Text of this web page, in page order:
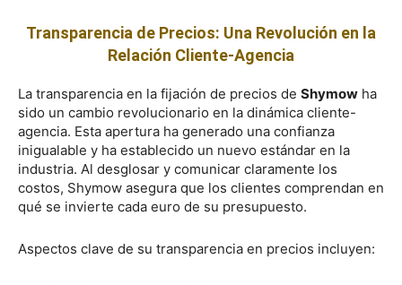
Transparencia de Precios: Una Revolución en la
Relación Cliente-Agencia
La transparencia en la fijación de precios de Shymow ha
sido un cambio revolucionario en la dinámica cliente-
agencia. Esta apertura ha generado una confianza
inigualable y ha establecido un nuevo estándar en la
industria. Al desglosar y comunicar claramente los
costos, Shymow asegura que los clientes comprendan en
qué se invierte cada euro de su presupuesto.
Aspectos clave de su transparencia en precios incluyen: